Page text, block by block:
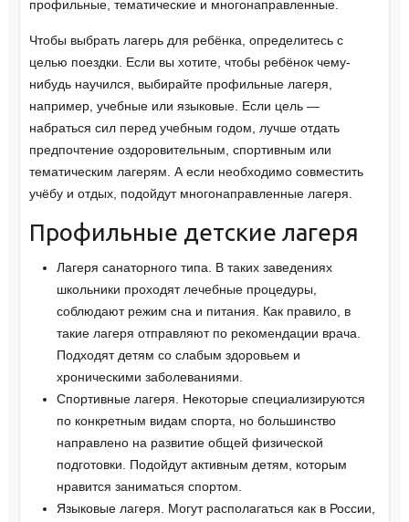
профильные, тематические и многонаправленные.
Чтобы выбрать лагерь для ребёнка, определитесь с
целью поездки. Если вы хотите, чтобы ребёнок чему-
нибудь научился, выбирайте профильные лагеря,
например, учебные или языковые. Если цель —
набраться сил перед учебным годом, лучше отдать
предпочтение оздоровительным, спортивным или
тематическим лагерям. А если необходимо совместить
учёбу и отдых, подойдут многонаправленные лагеря.
Профильные детские лагеря
Лагеря санаторного типа. В таких заведениях
школьники проходят лечебные процедуры,
соблюдают режим сна и питания. Как правило, в
такие лагеря отправляют по рекомендации врача.
Подходят детям со слабым здоровьем и
хроническими заболеваниями.
Спортивные лагеря. Некоторые специализируются
по конкретным видам спорта, но большинство
направлено на развитие общей физической
подготовки. Подойдут активным детям, которым
нравится заниматься спортом.
Языковые лагеря. Могут располагаться как в России,